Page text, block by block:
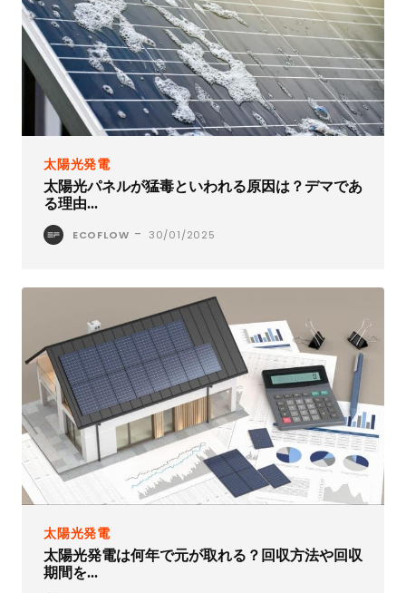
太陽光発電
太陽光パネルが猛毒といわれる原因は？デマであ
る理由...
ECOFLOW - 30/01/2025
太陽光発電
太陽光発電は何年で元が取れる？回収方法や回収
期間を...